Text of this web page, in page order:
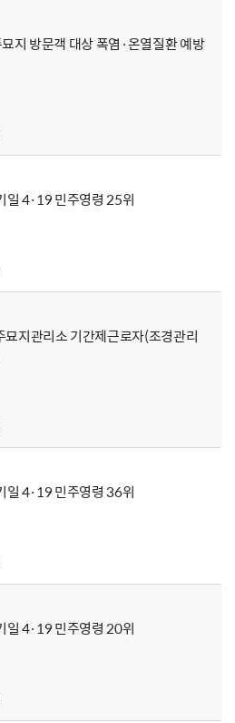
지 방문객 대상 폭염·온열질환 예방
일 4·19 민주영령 25위
지관리소 기간제근로자(조경관리
일 4·19 민주영령 36위
일 4·19 민주영령 20위